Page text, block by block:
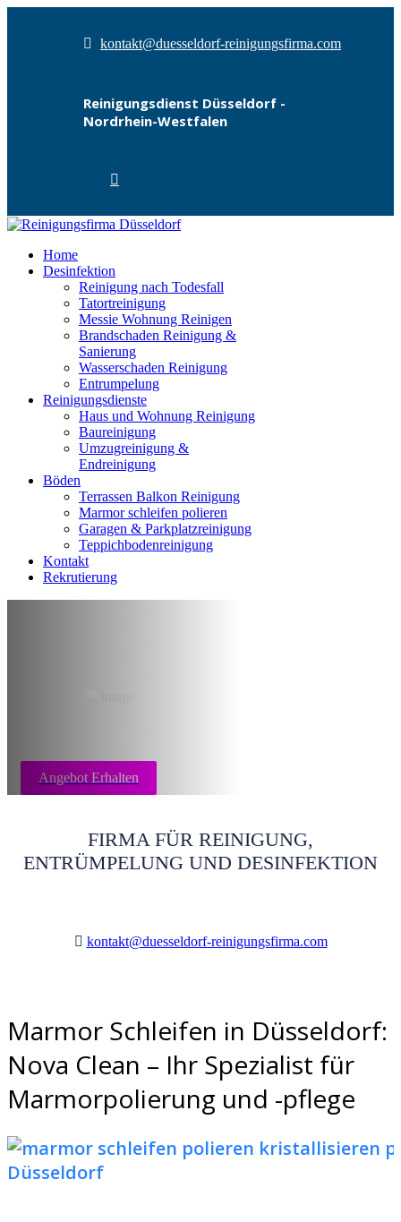
kontakt@duesseldorf-reinigungsfirma.com
Reinigungsdienst Düsseldorf -
Nordrhein-Westfalen
Home
Desinfektion
Reinigung nach Todesfall
Tatortreinigung
Messie Wohnung Reinigen
Brandschaden Reinigung &
Sanierung
Wasserschaden Reinigung
Entrumpelung
Reinigungsdienste
Haus und Wohnung Reinigung
Baureinigung
Umzugreinigung &
Endreinigung
Böden
Terrassen Balkon Reinigung
Marmor schleifen polieren
Garagen & Parkplatzreinigung
Teppichbodenreinigung
Kontakt
Rekrutierung
Angebot Erhalten
FIRMA FÜR REINIGUNG,
ENTRÜMPELUNG UND DESINFEKTION
kontakt@duesseldorf-reinigungsfirma.com
Marmor Schleifen in Düsseldorf:
Nova Clean – Ihr Spezialist für
Marmorpolierung und -pflege